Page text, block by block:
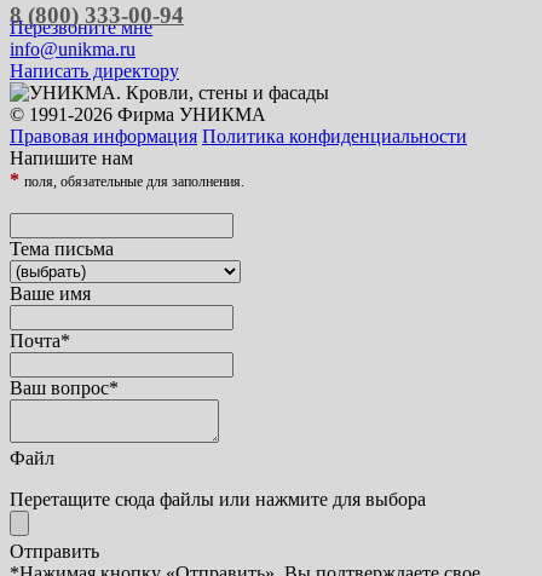
8 (800) 333-00-94
Перезвоните мне
info@unikma.ru
Написать директору
© 1991-2026 Фирма УНИКМА
Правовая информация Политика конфиденциальности
Напишите нам
* поля, обязательные для заполнения.
Тема письма
Ваше имя
Почта*
Ваш вопрос*
Файл
Перетащите сюда файлы или нажмите для выбора
Отправить